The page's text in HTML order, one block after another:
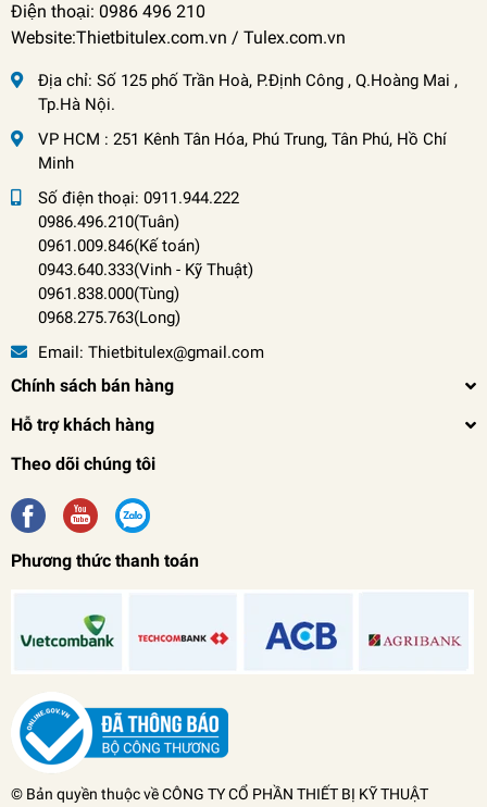
Điện thoại: 0986 496 210
Website:Thietbitulex.com.vn / Tulex.com.vn
Địa chỉ: Số 125 phố Trần Hoà, P.Định Công , Q.Hoàng Mai ,
Tp.Hà Nội.
VP HCM : 251 Kênh Tân Hóa, Phú Trung, Tân Phú, Hồ Chí
Minh
Số điện thoại: 0911.944.222
0986.496.210(Tuân)
0961.009.846(Kế toán)
0943.640.333(Vinh - Kỹ Thuật)
0961.838.000(Tùng)
0968.275.763(Long)
Email: Thietbitulex@gmail.com
Chính sách bán hàng
Hỗ trợ khách hàng
Theo dõi chúng tôi
Phương thức thanh toán
© Bản quyền thuộc vềCÔNG TY CỔ PHẦN THIẾT BỊ KỸ THUẬT
0₫
undefined